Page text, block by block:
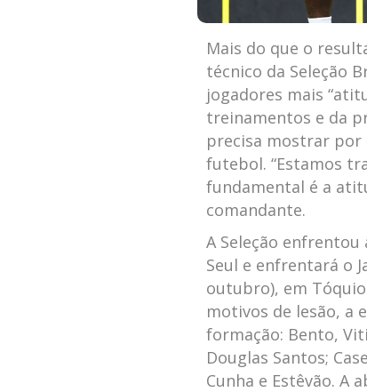
Mais do que o
técnico da Seleção
jogadores mais
treinamentos e da
precisa mostrar por
futebol. “Estamos
fundamental é a
comandante.
A Seleção enfrentou
Seul e enfrentará o
outubro), em
motivos de lesão, a
formação: Bento,
Douglas Santos;
Cunha e Estêvão. A